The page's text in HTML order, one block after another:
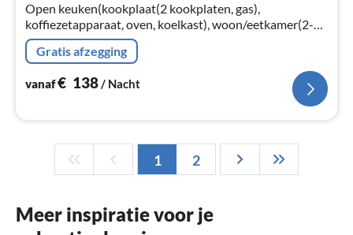
Open keuken(kookplaat(2 kookplaten, gas),
koffiezetapparaat, oven, koelkast), woon/eetkamer(2-
pers. slaapbank, TV(flatscreen, satelliet), eettafel),
slaapkamer(2-pers. bed)
Gratis afzegging
vanaf€ 138/ Nacht
1 2
Meer inspiratie voor je